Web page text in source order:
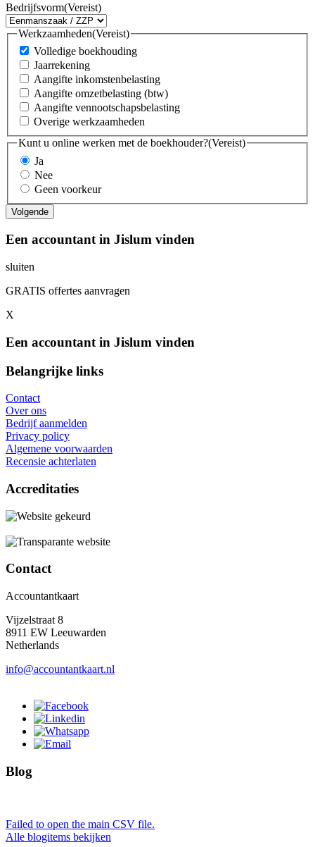
Bedrijfsvorm(Vereist)
Werkzaamheden(Vereist)
Volledige boekhouding
Jaarrekening
Aangifte inkomstenbelasting
Aangifte omzetbelasting (btw)
Aangifte vennootschapsbelasting
Overige werkzaamheden
Kunt u online werken met de boekhouder?(Vereist)
Ja
Nee
Geen voorkeur
Een accountant in Jislum vinden
sluiten
GRATIS offertes aanvragen
X
Een accountant in Jislum vinden
Belangrijke links
Contact
Over ons
Bedrijf aanmelden
Privacy policy
Algemene voorwaarden
Recensie achterlaten
Accreditaties
Contact
Accountantkaart
Vijzelstraat 8
8911 EW Leeuwarden
Netherlands
info@accountantkaart.nl
Blog
Failed to open the main CSV file.
Alle blogitems bekijken